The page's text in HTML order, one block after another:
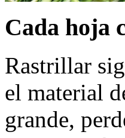
Cada hoja
Rastrillar
el material
grande,